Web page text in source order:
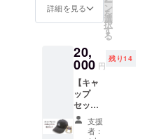
ありま
ポン ネ
コめん
トリ
にクラ
ウド
ファン
ディン
グ限定T
シャツ
が付い
たセッ
詳細を見る ン
を
選
択
す
る
20,
000 円
残り14
【キャ
ップ
セッ
ト】
+1000
支援
者：